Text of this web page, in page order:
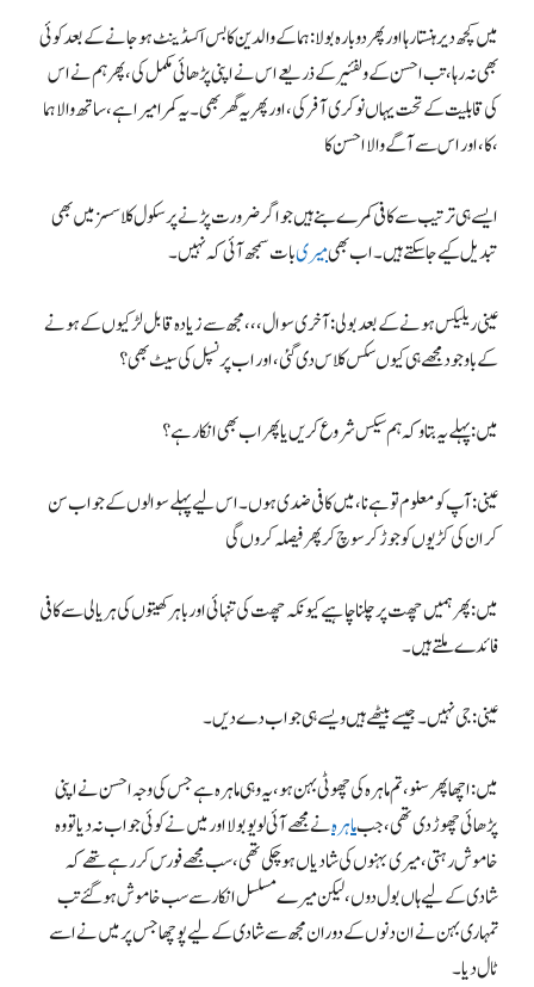
میں کچھ دیر ہنستا رہا اور پھر دوبارہ بولا: ہما کے والدین کا بس اکسڈینٹ ہوجانے کے بعد کوئی
بھی نہ رہا، تب احسن کے ولفئیر کے ذریعے اس نے اپنی پڑھائی مکمل کی، پھر ہم نے اس
کی قابلیت کے تحت یہاں نوکری آفر کی، اور پھر یہ گھر بھی۔ یہ کمرا میرا ہے، ساتھ والا ہما
کا، اور اس سے آگے والا احسن کا،
ایسے ہی ترتیب سے کافی کمرے بنے ہیں جو اگر ضرورت پڑنے پر سکول کلاسسز میں بھی
تبدیل کیے جاسکتے ہیں۔ اب بھیمیریبات سمجھ آئی کہ نہیں۔
عینی ریلیکس ہونے کے بعد بولی: آخری سوال،،، مجھ سے زیادہ قابل لڑکیوں کے ہونے
کے باوجود مجھے ہی کیوں سکس کلاس دی گئی، اور اب پرنسپل کی سیٹ بھی؟
میں: پہلے یہ بتاو کہ ہم سیکس شروع کریں یا پھر اب بھی انکار ہے؟
عینی: آپ کو معلوم تو ہے نا، میں کافی ضدی ہوں۔ اس لیے پہلے سوالوں کے جواب سن
کر ان کی کڑیوں کو جوڑ کر سوچ کر پھر فیصلہ کروں گی
میں: پھر ہمیں چھت پر چلنا چاہیے کیونکہ چھت کی تنہائی اور باہر کھیتوں کی ہریالی سے کافی
فائدے ملتے ہیں۔
عینی: جی نہیں۔ جیسے بیٹھے ہیں ویسے ہی جواب دے دیں۔
میں: اچھا پھر سنو، تم ماہرہ کی چھوٹی بہن ہو، یہ وہی ماہرہ ہے جس کی وجہ احسن نے اپنی
پڑھائی چھوڑ دی تھی، جبماہرہنے مجھے آئی لو یو بولا اور میں نے کوئی جواب نہ دیا تو وہ
خاموش رہتی، میری بہنوں کی شادیاں ہوچکی تھی، سب مجھے فورس کررہے تھے کہ
شادی کے لیے ہاں بول دوں، لیکن میرے مسلسل انکار سے سب خاموش ہوگئے تب
تمہاری بہن نے ان دنوں کے دوران مجھ سے شادی کے لیے پوچھا جس پر میں نے اسے
ٹال دیا۔